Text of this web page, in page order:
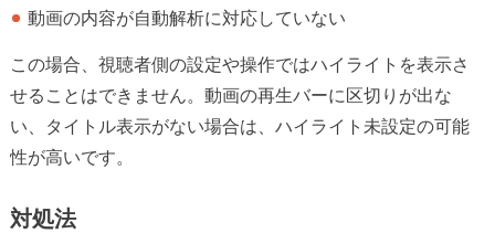
動画の内容が自動解析に対応していない
この場合、視聴者側の設定や操作ではハイライトを表示さ
せることはできません。動画の再生バーに区切りが出な
い、タイトル表示がない場合は、ハイライト未設定の可能
性が高いです。
対処法